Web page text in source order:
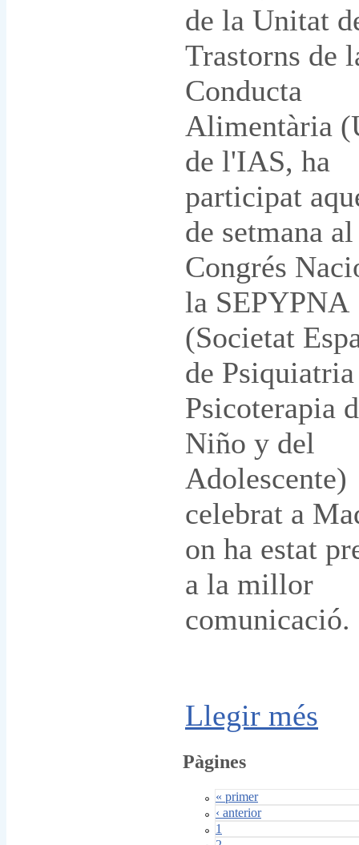
de la Unitat
Trastorns de
Conducta
Alimentària
de l'IAS, ha
participat
de setmana al
Congrés
la SEPYPNA
(Societat
de
Psicoterapia
Niño y del
Adolescente)
celebrat a
on ha estat
a la millor
comunicació.
Llegir més
Pàgines
« primer
‹ anterior
1